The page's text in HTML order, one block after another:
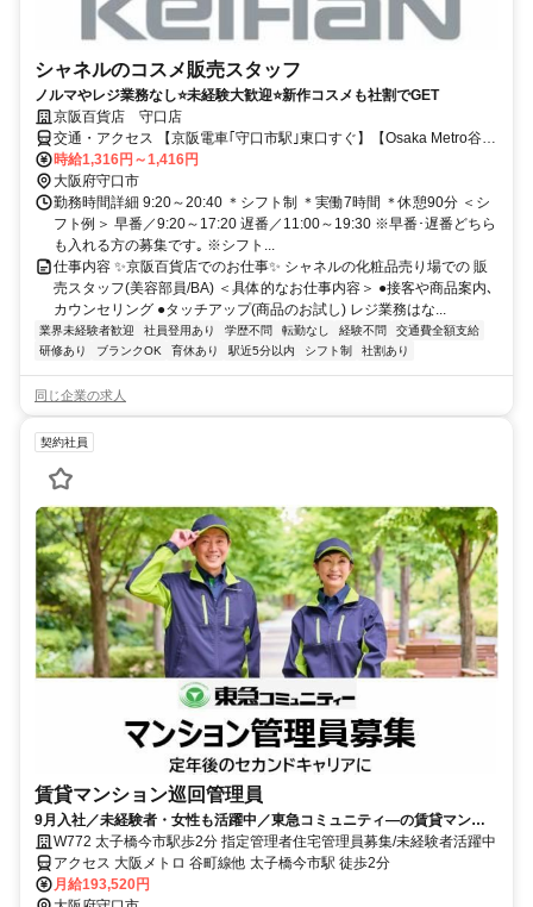
シャネルのコスメ販売スタッフ
ノルマやレジ業務なし⭐未経験大歓迎⭐新作コスメも社割でGET
京阪百貨店 守口店
交通・アクセス 【京阪電車｢守口市駅｣東口すぐ】【Osaka Metro谷町
線 ｢守口駅｣下車、徒歩5分】
時給1,316円～1,416円
大阪府守口市
勤務時間詳細 9:20～20:40 ＊シフト制 ＊実働7時間 ＊休憩90分 ＜シ
フト例＞ 早番／9:20～17:20 遅番／11:00～19:30 ※早番･遅番どちら
も入れる方の募集です｡ ※シフト...
仕事内容 ✨京阪百貨店でのお仕事✨ シャネルの化粧品売り場での 販
売スタッフ(美容部員/BA) ＜具体的なお仕事内容＞ ●接客や商品案内､
カウンセリング ●タッチアップ(商品のお試し) レジ業務はな...
業界未経験者歓迎 社員登用あり 学歴不問 転勤なし 経験不問
交通費全額支給
研修あり
ブランクOK 育休あり 駅近5分以内 シフト制 社割あり
同じ企業の求人
契約社員
賃貸マンション巡回管理員
9月入社／未経験者・女性も活躍中／東急コミュニティ―の賃貸マンシ
ョン巡回管理人採用情報
W772 太子橋今市駅歩2分 指定管理者住宅管理員募集/未経験者活躍中
アクセス 大阪メトロ 谷町線他 太子橋今市駅 徒歩2分
月給193,520円